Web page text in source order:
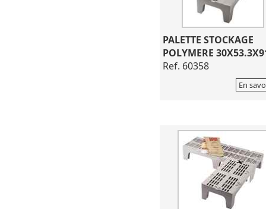
PALETTE STOCKAGE
POLYMERE
Ref. 60358
En